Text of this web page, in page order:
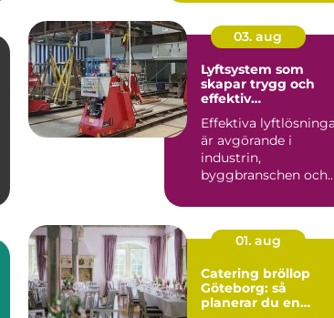
i...
03. aug
Lyftsystem som
skapar trygg och
effektiv
Effektiva
är avgörande i
industrin,
byggbranschen och
01. aug
Catering bröllop
Göteborg: så
planerar du en